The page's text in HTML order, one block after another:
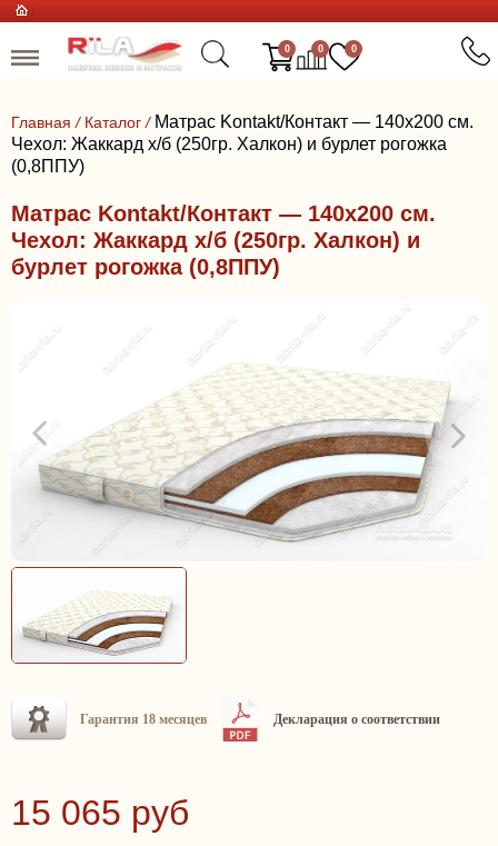
0 0 0
Главная / Каталог / Матрас Kontakt/Контакт — 140x200 см.
Чехол: Жаккард х/б (250гр. Халкон) и бурлет рогожка
(0,8ППУ)
Матрас Kontakt/Контакт — 140x200 см.
Чехол: Жаккард х/б (250гр. Халкон) и
бурлет рогожка (0,8ППУ)
Гарантия 18 месяцев Декларация о соответствии
15 065 руб